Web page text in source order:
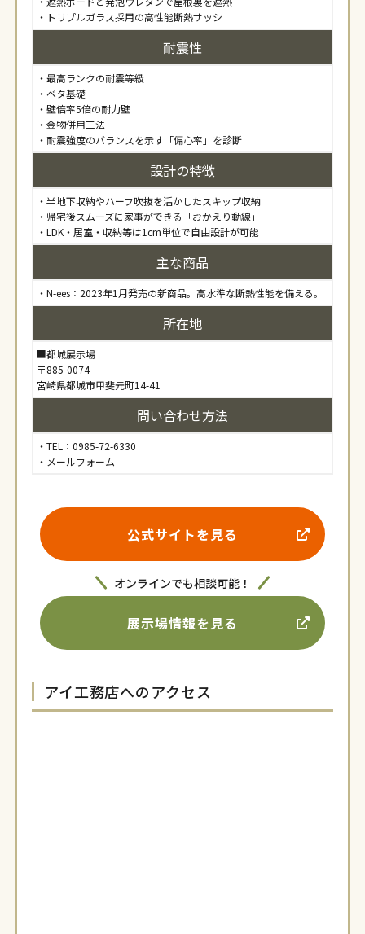
・トリプルガラス採用の高性能断熱サッシ
耐震性
・最高ランクの耐震等級
・ベタ基礎
・壁倍率5倍の耐力壁
・金物併用工法
・耐震強度のバランスを示す「偏心率」を診断
設計の特徴
・半地下収納やハーフ吹抜を活かしたスキップ収納
・帰宅後スムーズに家事ができる「おかえり動線」
・LDK・居室・収納等は1cm単位で自由設計が可能
主な商品
・N-ees：2023年1月発売の新商品。高水準な断熱性能を備える。
所在地
■都城展示場
〒885-0074
宮崎県都城市甲斐元町14-41
問い合わせ方法
・TEL：0985-72-6330
・メールフォーム
公式サイトを見る
オンラインでも相談可能！
展示場情報を見る
アイ工務店へのアクセス